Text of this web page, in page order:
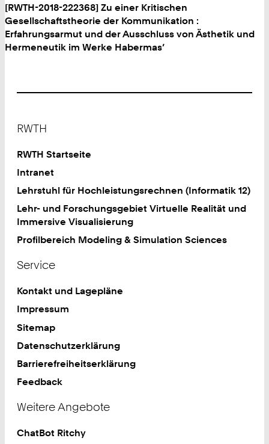
[RWTH-2018-222368] Zu einer Kritischen
Gesellschaftstheorie der Kommunikation :
Erfahrungsarmut und der Ausschluss von Ästhetik und
Hermeneutik im Werke Habermas’
RWTH
RWTH Startseite
Intranet
Lehrstuhl für Hochleistungsrechnen (Informatik 12)
Lehr- und Forschungsgebiet Virtuelle Realität und
Immersive Visualisierung
Profilbereich Modeling & Simulation Sciences
Service
Kontakt und Lagepläne
Impressum
Sitemap
Datenschutzerklärung
Barrierefreiheitserklärung
Feedback
Weitere Angebote
ChatBot Ritchy